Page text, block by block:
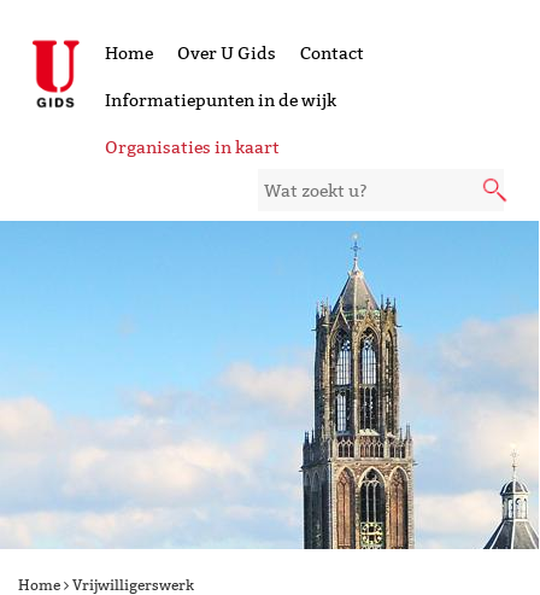
Home Over U Gids Contact
Informatiepunten in de wijk
Organisaties in kaart
Home Vrijwilligerswerk